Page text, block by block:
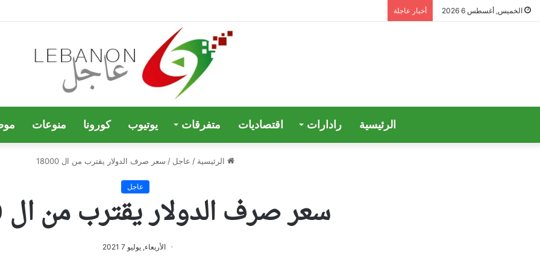
الخميس, أغسطس 6 2026 أخبار عاجلة
الرئيسية رادارات اقتصاديات متفرقات يوتيوب كورونا منوعات
الرئيسية / عاجل / سعر صرف الدولار يقترب من ال 18000
عاجل
سعر صرف الدولار يقترب من ال 18000
الأربعاء, يوليو 7 2021